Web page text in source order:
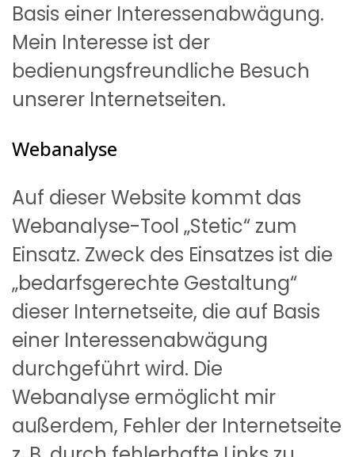
Basis einer Interessenabwägung.
Mein Interesse ist der
bedienungsfreundliche Besuch
unserer Internetseiten.
Webanalyse
Auf dieser Website kommt das
Webanalyse-Tool „Stetic“ zum
Einsatz. Zweck des Einsatzes ist die
„bedarfsgerechte Gestaltung“
dieser Internetseite, die auf Basis
einer Interessenabwägung
durchgeführt wird. Die
Webanalyse ermöglicht mir
außerdem, Fehler der Internetseite